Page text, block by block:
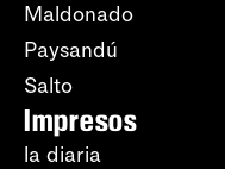
Maldonado
Paysandú
Salto
Impresos
la diaria